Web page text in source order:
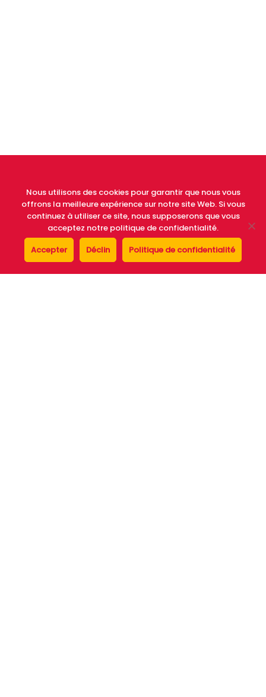
Av Mediterrania, nº 2,
07870 La Savina, Formentera (Baleares)
Nous utilisons des cookies pour garantir que nous vous
offrons la meilleure expérience sur notre site Web. Si vous
continuez à utiliser ce site, nous supposerons que vous
acceptez notre politique de confidentialité.
Accepter
Déclin Politique de confidentialité